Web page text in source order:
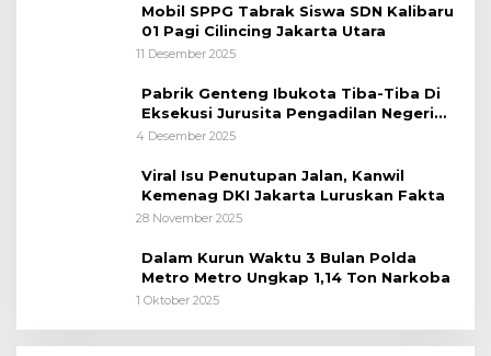
Mobil SPPG Tabrak Siswa SDN Kalibaru
01 Pagi Cilincing Jakarta Utara
11 Desember 2025
Pabrik Genteng Ibukota Tiba-Tiba Di
Eksekusi Jurusita Pengadilan Negeri
Tangerang, Diduga Cacat Hukum Sejak
4 Desember 2025
Viral Isu Penutupan Jalan, Kanwil
Kemenag DKI Jakarta Luruskan Fakta
28 November 2025
Dalam Kurun Waktu 3 Bulan Polda
Metro Metro Ungkap 1,14 Ton Narkoba
1 Oktober 2025